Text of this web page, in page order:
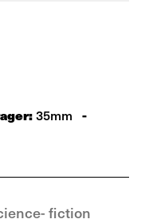
35mm -
fiction